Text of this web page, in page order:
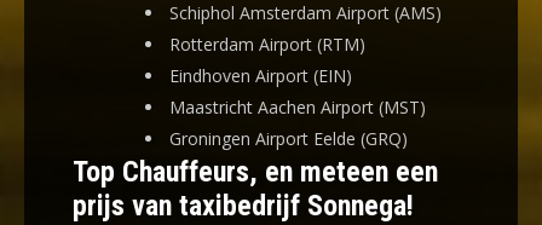
Schiphol Amsterdam Airport (AMS)
Rotterdam Airport (RTM)
Eindhoven Airport (EIN)
Maastricht Aachen Airport (MST)
Groningen Airport Eelde (GRQ)
Top Chauffeurs, en meteen een
prijs van taxibedrijf Sonnega!